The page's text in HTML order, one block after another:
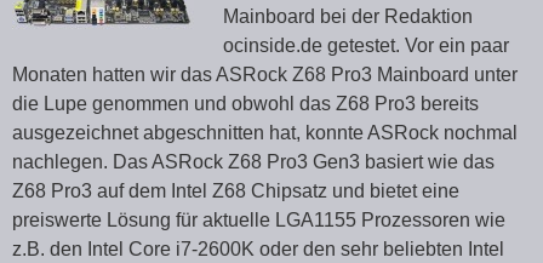
Mainboard bei der Redaktion
ocinside.de getestet. Vor ein paar
Monaten hatten wir das ASRock Z68 Pro3 Mainboard unter
die Lupe genommen und obwohl das Z68 Pro3 bereits
ausgezeichnet abgeschnitten hat, konnte ASRock nochmal
nachlegen. Das ASRock Z68 Pro3 Gen3 basiert wie das
Z68 Pro3 auf dem Intel Z68 Chipsatz und bietet eine
preiswerte Lösung für aktuelle LGA1155 Prozessoren wie
z.B. den Intel Core i7-2600K oder den sehr beliebten Intel